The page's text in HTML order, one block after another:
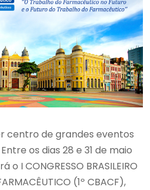
centro de grandes eventos
os dias 28 e 31 de maio
I CONGRESSO BRASILEIRO
(1º CBACF),